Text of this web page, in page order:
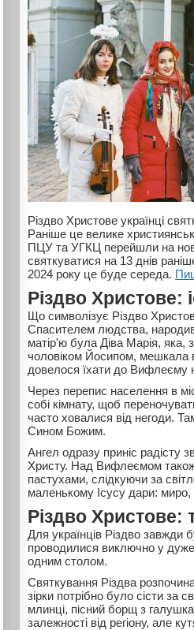
Різдво Христове українці
Раніше це велике
ПЦУ та УГКЦ перейшли на
святкуватися на 13 днів
2024 року це буде середа.
Різдво Христове:
Що символізує Різдво
Спасителем людства,
матір'ю була Діва Марія, яка,
чоловіком Йосипом, мешкала
довелося їхати до Вифлеєму
Через перепис населення в
собі кімнату, щоб
часто ховалися від негоди.
Сином Божим.
Ангел одразу приніс радісту
Христу. Над Вифлеємом також
пастухами, слідкуючи за
маленькому Ісусу дари: миро,
Різдво Христове:
Для українців Різдво завжди
проводилися виключно у
одним столом.
Святкування Різдва
зірки потрібно було сісти за
млинці, пісний борщ з
залежності від регіону, але